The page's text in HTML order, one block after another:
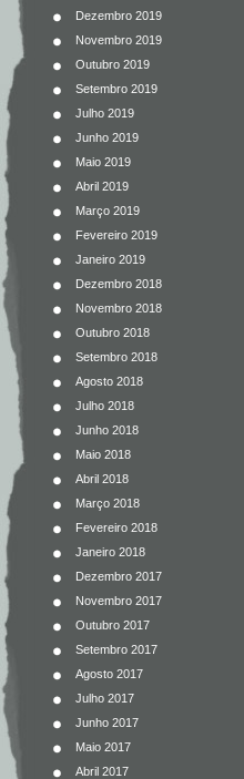
Dezembro 2019
Novembro 2019
Outubro 2019
Setembro 2019
Julho 2019
Junho 2019
Maio 2019
Abril 2019
Março 2019
Fevereiro 2019
Janeiro 2019
Dezembro 2018
Novembro 2018
Outubro 2018
Setembro 2018
Agosto 2018
Julho 2018
Junho 2018
Maio 2018
Abril 2018
Março 2018
Fevereiro 2018
Janeiro 2018
Dezembro 2017
Novembro 2017
Outubro 2017
Setembro 2017
Agosto 2017
Julho 2017
Junho 2017
Maio 2017
Abril 2017